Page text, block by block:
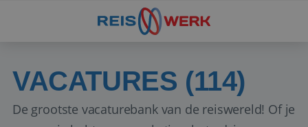
VACATURES (114)
De grootste vacaturebank van de reiswereld! Of je